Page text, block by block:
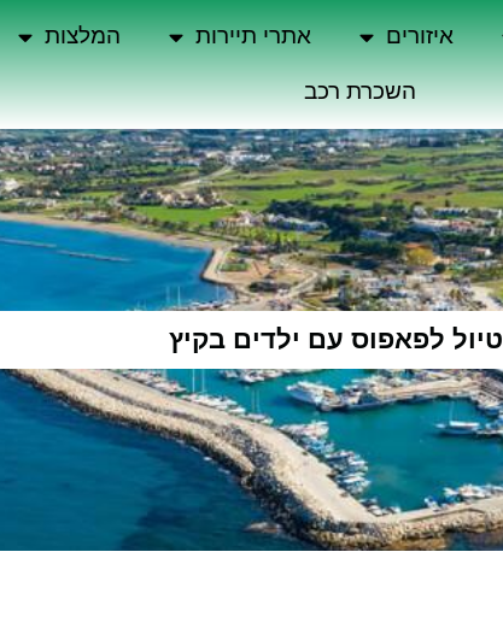
איזורים אתרי תיירות המלצות
השכרת רכב
טיול לפאפוס עם ילדים בקיץ